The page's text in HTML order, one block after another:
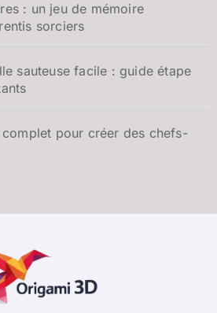
: un jeu de mémoire
sorciers
sauteuse facile : guide étape
pour créer des chefs-